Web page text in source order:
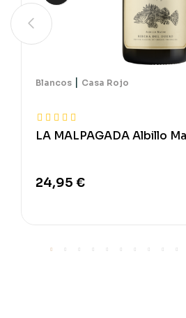
Blancos | Casa Rojo
LA MALPAGADA Albillo
24,95 €